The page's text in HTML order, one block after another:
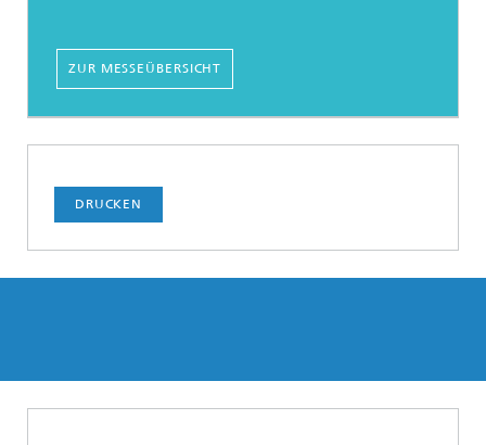
ZUR MESSEÜBERSICHT
DRUCKEN